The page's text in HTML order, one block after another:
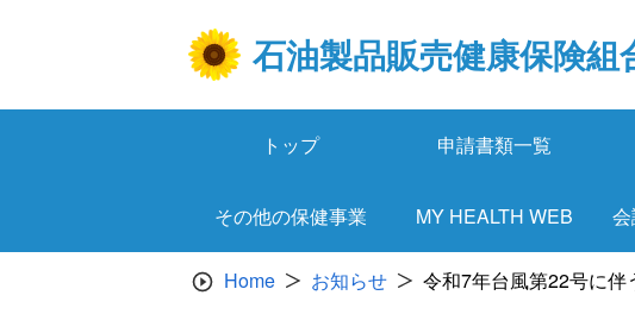
石油製品販売健康保険組
トップ 申請書類一覧
その他の保健事業 MY HEALTH WEB
Home お知らせ 令和7年台風第22号に伴